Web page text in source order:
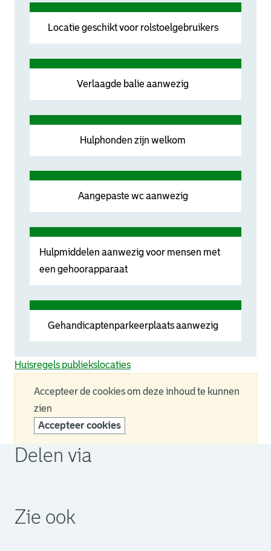
Locatie geschikt voor rolstoelgebruikers
Verlaagde balie aanwezig
Hulphonden zijn welkom
Aangepaste wc aanwezig
Hulpmiddelen aanwezig voor mensen met
een gehoorapparaat
Gehandicaptenparkeerplaats aanwezig
Huisregels publiekslocaties
Accepteer de cookies om deze inhoud te kunnen
zien
Accepteer cookies
Delen via
Zie ook